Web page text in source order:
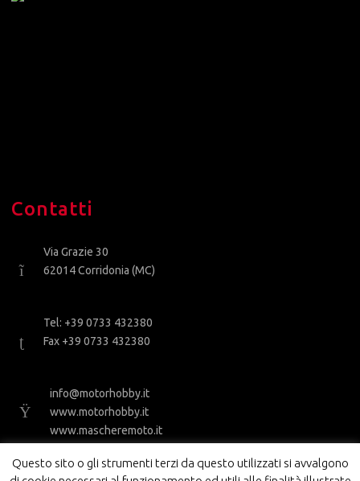
Contatti
Via Grazie 30
62014 Corridonia (MC)
Tel: +39 0733 432380
Fax +39 0733 432380
info@motorhobby.it
www.motorhobby.it
www.mascheremoto.it
Questo sito o gli strumenti terzi da questo utilizzati si avvalgono